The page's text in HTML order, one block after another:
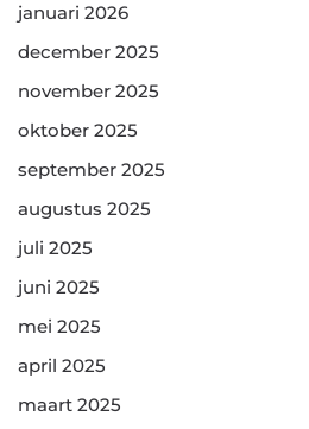
januari 2026
december 2025
november 2025
oktober 2025
september 2025
augustus 2025
juli 2025
juni 2025
mei 2025
april 2025
maart 2025